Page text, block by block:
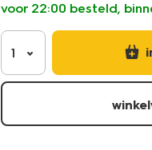
grijs-
9650322.html
voor 22:00 besteld,
1